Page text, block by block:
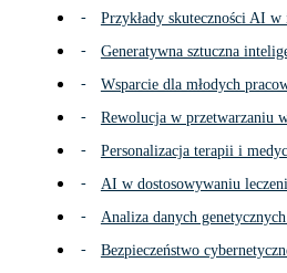
Przykłady skuteczności AI
Generatywna sztuczna
Wsparcie dla młodych
Rewolucja w przetwarzaniu
Personalizacja terapii i
AI w dostosowywaniu
Analiza danych
Bezpieczeństwo